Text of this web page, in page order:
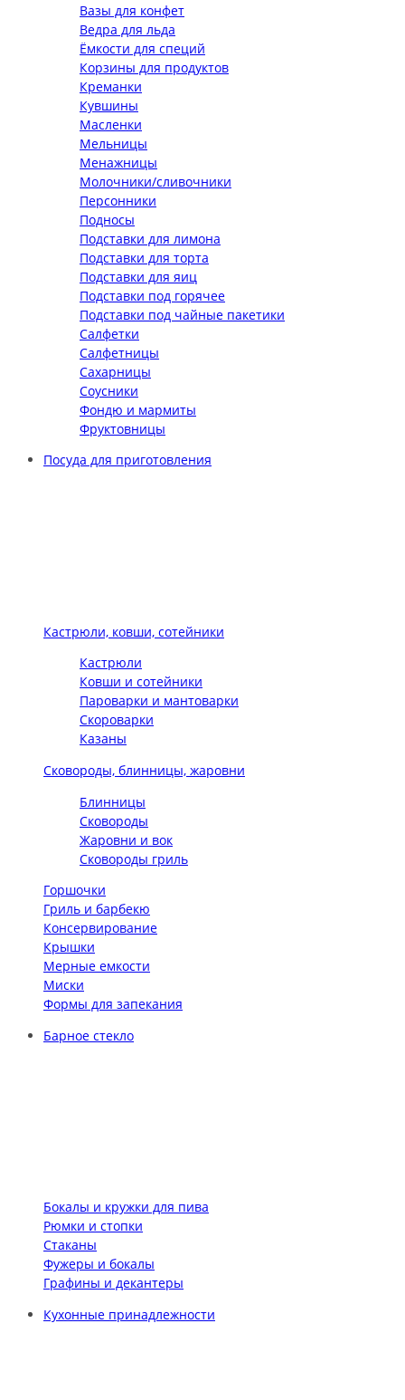
Вазы для конфет
Ведра для льда
Ёмкости для специй
Корзины для продуктов
Креманки
Кувшины
Масленки
Мельницы
Менажницы
Молочники/сливочники
Персонники
Подносы
Подставки для лимона
Подставки для торта
Подставки для яиц
Подставки под горячее
Подставки под чайные пакетики
Салфетки
Салфетницы
Сахарницы
Соусники
Фондю и мармиты
Фруктовницы
Посуда для приготовления
Кастрюли, ковши, сотейники
Кастрюли
Ковши и сотейники
Пароварки и мантоварки
Скороварки
Казаны
Сковороды, блинницы, жаровни
Блинницы
Сковороды
Жаровни и вок
Сковороды гриль
Горшочки
Гриль и барбекю
Консервирование
Крышки
Мерные емкости
Миски
Формы для запекания
Барное стекло
Бокалы и кружки для пива
Рюмки и стопки
Стаканы
Фужеры и бокалы
Графины и декантеры
Кухонные принадлежности